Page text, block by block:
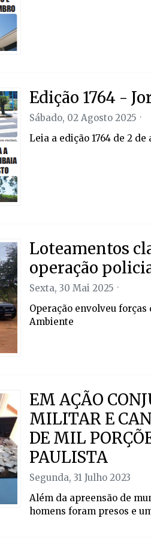
Edição 1764 -
Sábado, 02 Agosto 2025
Leia a edição 1764 de 2
Loteamentos
operação
Sexta, 30 Mai 2025
Operação envolveu
Ambiente
EM AÇÃO
MILITAR E
DE MIL
PAULISTA
Segunda, 31 Julho 2023
Além da apreensão de
homens foram presos e